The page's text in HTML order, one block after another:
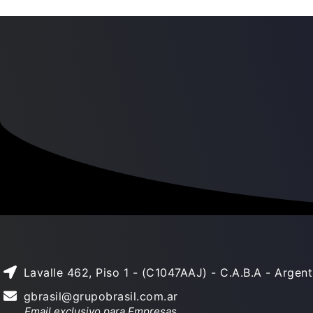
Lavalle 462, Piso 1 - (C1047AAJ) - C.A.B.A -
gbrasil@grupobrasil.com.ar